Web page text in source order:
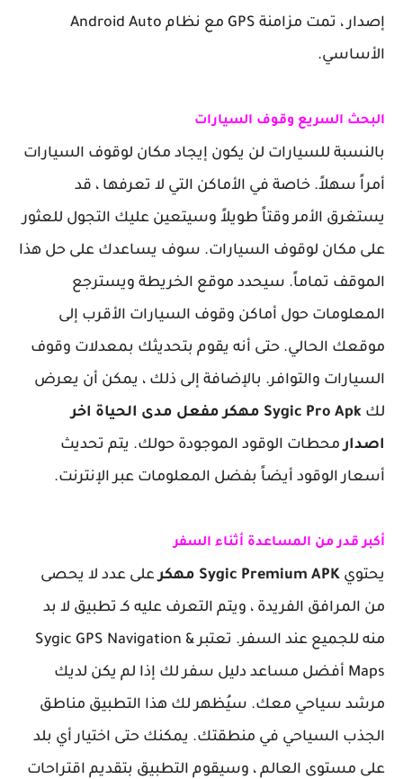
إصدار ، تمت مزامنة GPS مع نظام Android Auto
الأساسي.
البحث السريع وقوف السيارات
بالنسبة للسيارات لن يكون إيجاد مكان لوقوف السيارات
أمراً سهلاً. خاصة في الأماكن التي لا تعرفها ، قد
يستغرق الأمر وقتاً طويلاً وسيتعين عليك التجول للعثور
على مكان لوقوف السيارات. سوف يساعدك على حل هذا
الموقف تماماً. سيحدد موقع الخريطة ويسترجع
المعلومات حول أماكن وقوف السيارات الأقرب إلى
موقعك الحالي. حتى أنه يقوم بتحديثك بمعدلات وقوف
السيارات والتوافر. بالإضافة إلى ذلك ، يمكن أن يعرض
لك
Sygic Pro Apk مهكر مفعل مدى الحياة اخر
اصدارمحطات الوقود الموجودة حولك. يتم تحديث
أسعار الوقود أيضاً بفضل المعلومات عبر الإنترنت.
أكبر قدر من المساعدة أثناء السفر
يحتوي Sygic Premium APK مهكر
على عدد لا يحصى
من المرافق الفريدة ، ويتم التعرف عليه كـ تطبيق لا بد
منه للجميع عند السفر. تعتبر Sygic GPS Navigation &
Maps أفضل مساعد دليل سفر لك إذا لم يكن لديك
مرشد سياحي معك. سيُظهر لك هذا التطبيق مناطق
الجذب السياحي في منطقتك. يمكنك حتى اختيار أي بلد
على مستوى العالم ، وسيقوم التطبيق بتقديم اقتراحات